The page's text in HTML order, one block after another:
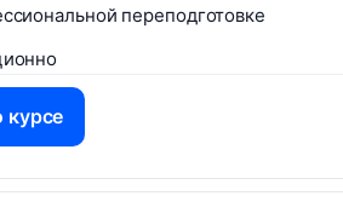
переподготовке
курсе